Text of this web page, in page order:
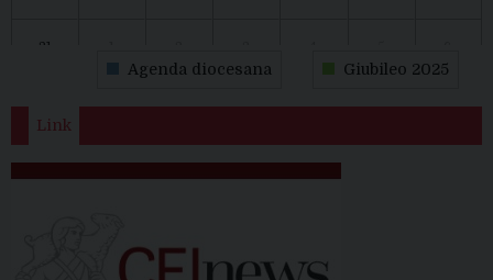
31
Agenda diocesana Giubileo 2025
Link